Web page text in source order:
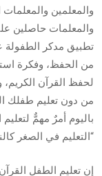
والمعلمين
والمعلمات حاصلين
تطبيق مدكر الطفولة
من الحفظ، وفكرة
لحفظ القرآن
من دون تعليم طفلك
باليوم أمرٌ مهمٌّ
“التعليم في الصغر
إن تعليم الطفل